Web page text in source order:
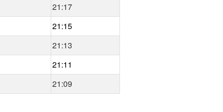
21:17
21:15
21:13
21:11
21:09